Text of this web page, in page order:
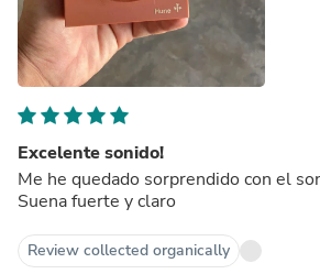
Excelente sonido!
Me he quedado sorprendido con el
Suena fuerte y claro
Review collected organically